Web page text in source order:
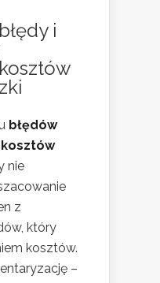
i
błędów
nie
z
który
kosztów.
–